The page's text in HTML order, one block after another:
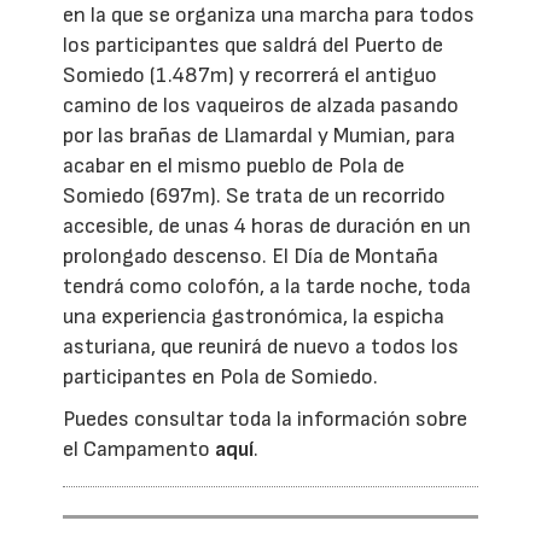
en la que se organiza una marcha para todos
los participantes que saldrá del Puerto de
Somiedo (1.487m) y recorrerá el antiguo
camino de los vaqueiros de alzada pasando
por las brañas de Llamardal y Mumian, para
acabar en el mismo pueblo de Pola de
Somiedo (697m). Se trata de un recorrido
accesible, de unas 4 horas de duración en un
prolongado descenso. El Día de Montaña
tendrá como colofón, a la tarde noche, toda
una experiencia gastronómica, la espicha
asturiana, que reunirá de nuevo a todos los
participantes en Pola de Somiedo.
Puedes consultar toda la información sobre
el Campamento aquí.